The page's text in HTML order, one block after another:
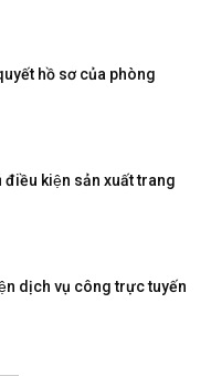
hồ sơ của phòng
điều kiện sản xuất trang
dịch vụ công trực tuyến